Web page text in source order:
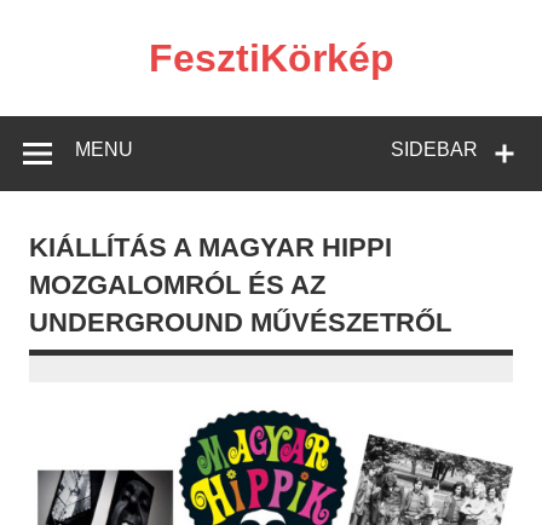
FesztiKörkép
SIDEBAR
MENU
KIÁLLÍTÁS A MAGYAR HIPPI
MOZGALOMRÓL ÉS AZ
UNDERGROUND MŰVÉSZETRŐL